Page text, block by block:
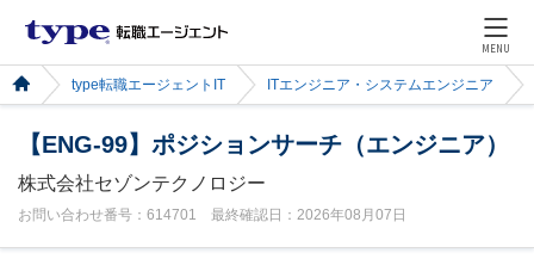
MENU
type転職エージェントIT ITエンジニア・システムエンジニア
【ENG-99】ポジションサーチ（エンジニア）
株式会社セゾンテクノロジー
お問い合わせ番号：614701 最終確認日：2026年08月07日